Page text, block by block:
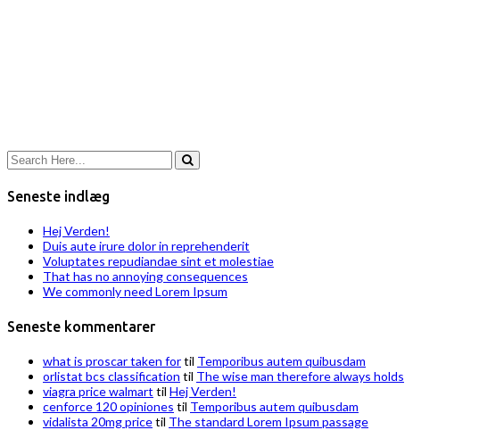
Seneste indlæg
Hej Verden!
Duis aute irure dolor in reprehenderit
Voluptates repudiandae sint et molestiae
That has no annoying consequences
We commonly need Lorem Ipsum
Seneste kommentarer
what is proscar taken fortil Temporibus autem quibusdam
orlistat bcs classification til The wise man therefore always holds
viagra price walmart til Hej Verden!
cenforce 120 opiniones til Temporibus autem quibusdam
vidalista 20mg pricetil The standard Lorem Ipsum passage